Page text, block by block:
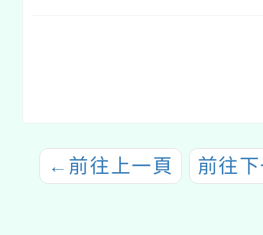
← 前往上一頁 前往